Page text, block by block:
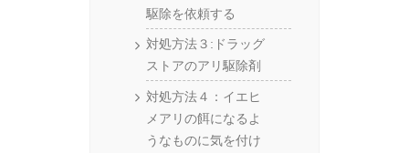
駆除を依頼する
対処方法３:ドラッグ
ストアのアリ駆除剤
対処方法４：イエヒ
メアリの餌になるよ
うなものに気を付け